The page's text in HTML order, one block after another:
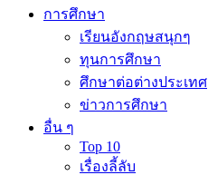
การศึกษา
เรียนอังกฤษสนุกๆ
ทุนการศึกษา
ศึกษาต่อต่างประเทศ
ข่าวการศึกษา
อื่น ๆ
Top 10
เรื่องลี้ลับ